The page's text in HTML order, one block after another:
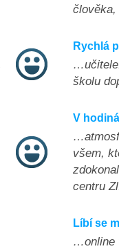
člověka,
Rychlá
školu
V
všem,
centru
Líbí se
…online